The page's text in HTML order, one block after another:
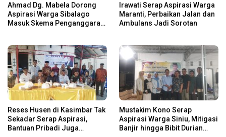
Ahmad Dg. Mabela Dorong
Aspirasi Warga Sibalago
Masuk Skema Penganggaran
Irawati Serap Aspirasi Warga
Maranti, Perbaikan Jalan dan
Ambulans Jadi Sorotan
Reses Husen di Kasimbar Tak
Sekadar Serap Aspirasi,
Bantuan Pribadi Juga
Mustakim Kono Serap
Aspirasi Warga Siniu, Mitigasi
Banjir hingga Bibit Durian